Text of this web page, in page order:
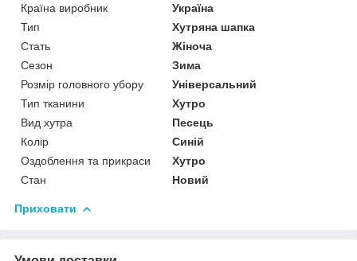
Країна виробник
Україна
Тип
Хутряна шапка
Стать
Жіноча
Сезон
Зима
Розмір головного убору
Універсальний
Тип тканини
Хутро
Вид хутра
Песець
Колір
Синій
Оздоблення та прикраси
Хутро
Стан
Новий
Приховати